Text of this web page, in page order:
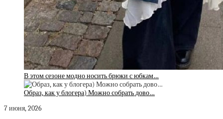
В этом сезоне модно носить брюки с юбкам…
Образ, как у блогера) Можно собрать дово…
7 июня, 2026